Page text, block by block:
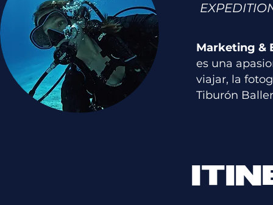
Marketing &
es una
viajar, la
Tiburón